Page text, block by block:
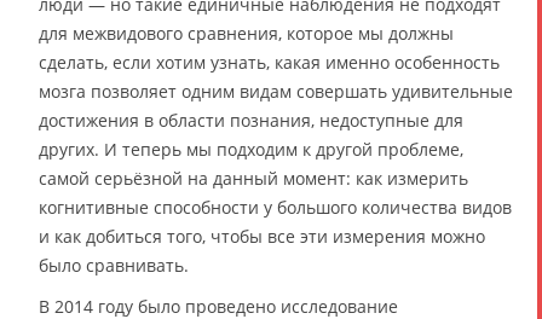
для межвидового сравнения, которое мы должны
сделать, если хотим узнать, какая именно особенность
мозга позволяет одним видам совершать удивительные
достижения в области познания, недоступные для
других. И теперь мы подходим к другой проблеме,
самой серьёзной на данный момент: как измерить
когнитивные способности у большого количества видов
и как добиться того, чтобы все эти измерения можно
было сравнивать.
В 2014 году было проведено исследование